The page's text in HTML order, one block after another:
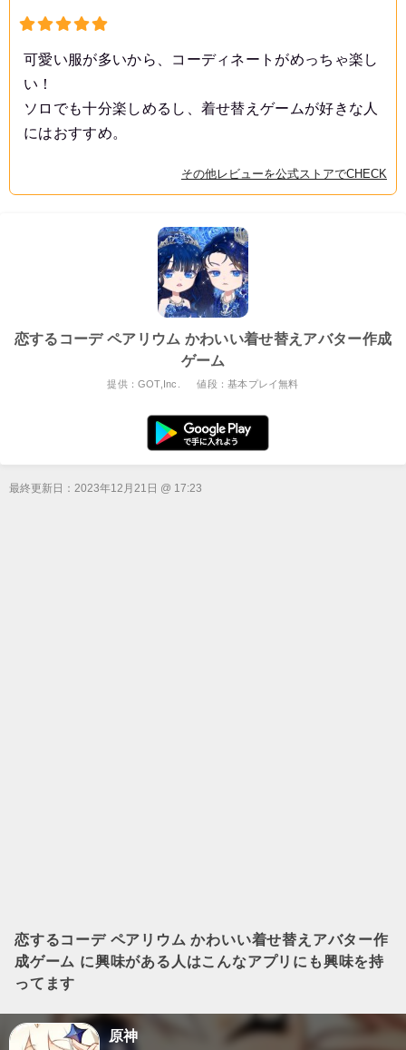
可愛い服が多いから、コーディネートがめっちゃ楽し
い！
ソロでも十分楽しめるし、着せ替えゲームが好きな人
にはおすすめ。
その他レビューを公式ストアでCHECK
恋するコーデ ペアリウム かわいい着せ替えアバター作成
ゲーム
提供：GOT,Inc. 値段：基本プレイ無料
最終更新日： 2023年12月21日 @ 17:23
恋するコーデ ペアリウム かわいい着せ替えアバター作
成ゲーム に興味がある人はこんなアプリにも興味を持
ってます
原神